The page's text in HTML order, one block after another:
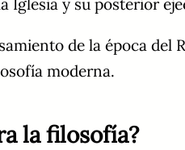
Iglesia y su posterior
de la época del
moderna.
la filosofía?